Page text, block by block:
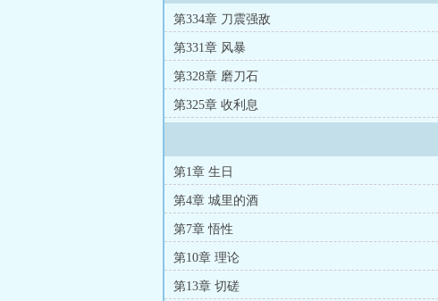
下。面对周围那
界。“接下来，是
第334章 刀震强敌
第331章 风暴
第328章 磨刀石
第325章 收利息
第1章 生日
第4章 城里的酒
第7章 悟性
第10章 理论
第13章 切磋